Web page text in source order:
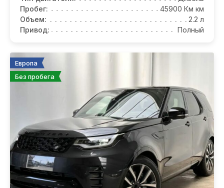
Пробег:
45900 Км км
Объем:
2.2 л
Привод:
Полный
Европа
Без пробега